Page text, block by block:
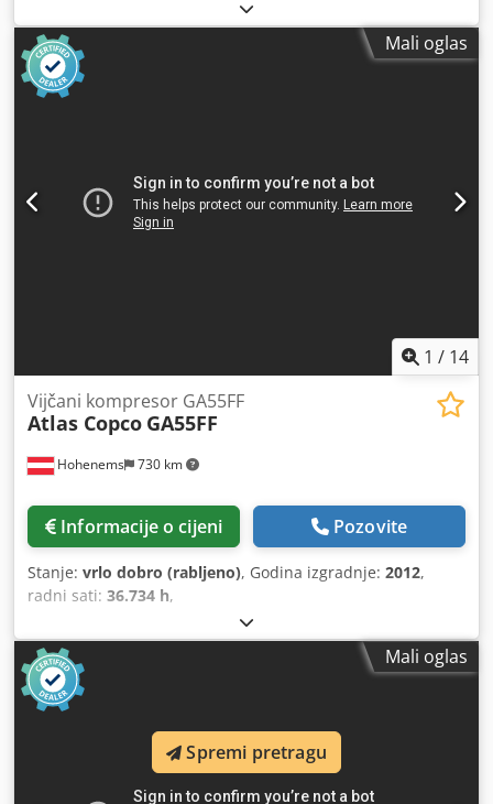
Mali oglas
1 / 14
Hohenems 730 km
Vijčani kompresor GA55FF
Atlas Copco GA55FF
Informacije o cijeni Pozovite
Stanje: vrlo dobro (rabljeno), Godina izgradnje: 2012,
radni sati: 36.734 h,
Mali oglas
Spremi pretragu